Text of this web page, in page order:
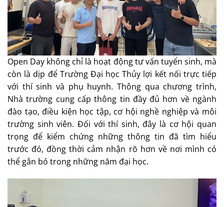
Open Day không chỉ là hoạt động tư vấn tuyển sinh, mà
còn là dịp để Trường Đại học Thủy lợi kết nối trực tiếp
với thí sinh và phụ huynh. Thông qua chương trình,
Nhà trường cung cấp thông tin đầy đủ hơn về ngành
đào tạo, điều kiện học tập, cơ hội nghề nghiệp và môi
trường sinh viên. Đối với thí sinh, đây là cơ hội quan
trọng để kiểm chứng những thông tin đã tìm hiểu
trước đó, đồng thời cảm nhận rõ hơn về nơi mình có
thể gắn bó trong những năm đại học.